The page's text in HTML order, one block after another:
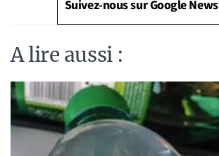
Suivez-nous sur Google News
A lire aussi :